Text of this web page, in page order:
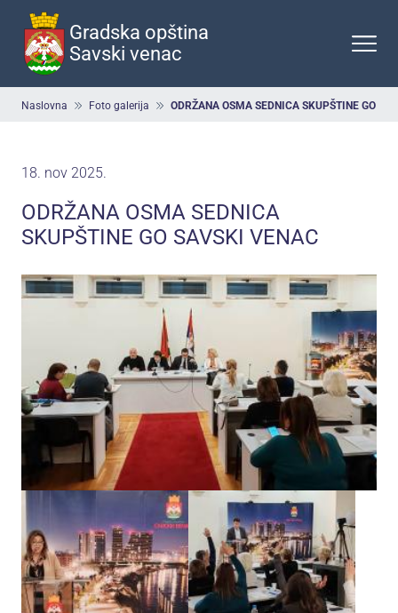
Preskoči
glavni
sadržaja
Gradska opština
Savski venac
Breadcrumb
Naslovna Foto galerija ODRŽANA OSMA SEDNICA SKUPŠTINE GO
18. nov 2025.
ODRŽANA OSMA SEDNICA
SKUPŠTINE GO SAVSKI VENAC